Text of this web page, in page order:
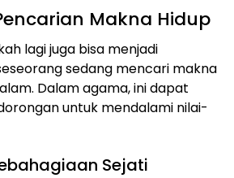
Makna Hidup
lagi juga bisa menjadi
sedang mencari makna
Dalam agama, ini dapat
untuk mendalami nilai-
Sejati